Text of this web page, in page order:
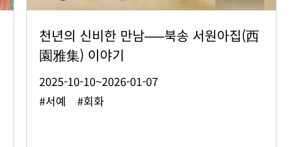
천년의 신비한 만남──북송 서원아집(西
園雅集) 이야기
2025-10-10~2026-01-07
#서예 #회화